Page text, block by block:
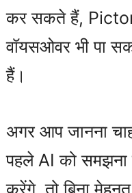
कर सकते हैं,
वॉयसओवर भी पा
हैं।
अगर आप जानना
पहले AI को
करेंगे, तो बिना